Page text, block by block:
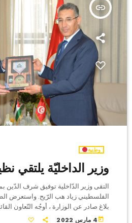
insert_link
وطنية
وزير الداخليّة يلتقي
التقى وزير الدّاخلية توفيق شرف الدّين
الفلسطيني زياد هب الرّيح. واستعرض
بلاغ صادر عن الوزارة ، أوجُه التّعاون
البلدين وسُبل دعمه بما يليق بعراقة
today4 مارس 2022